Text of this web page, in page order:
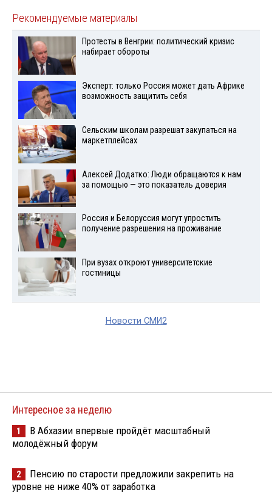
Рекомендуемые материалы
Протесты в Венгрии: политический кризис
набирает обороты
Эксперт: только Россия может дать Африке
возможность защитить себя
Сельским школам разрешат закупаться на
маркетплейсах
Алексей Додатко: Люди обращаются к нам
за помощью — это показатель доверия
Россия и Белоруссия могут упростить
получение разрешения на проживание
При вузах откроют университетские
гостиницы
Новости СМИ2
Интересное за неделю
1
В Абхазии впервые пройдёт масштабный
молодёжный форум
2
Пенсию по старости предложили закрепить на
уровне не ниже 40% от заработка